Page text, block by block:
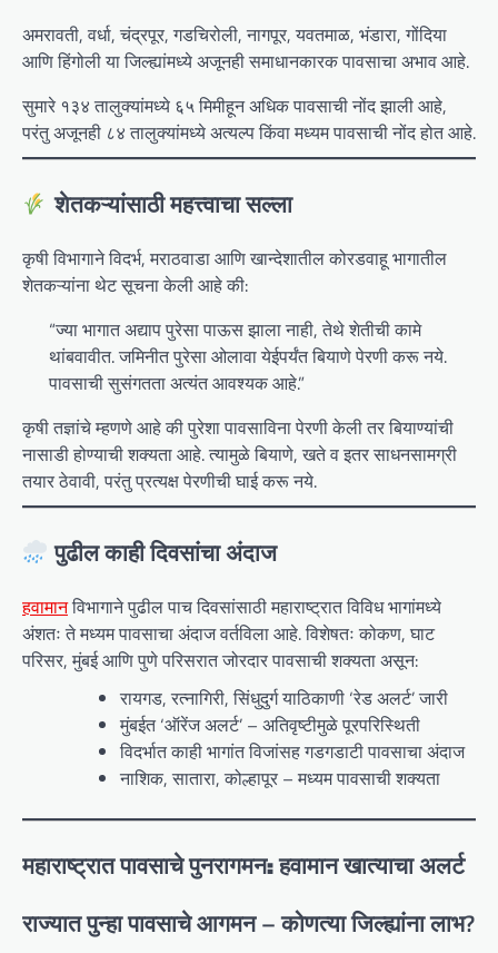
अमरावती, वर्धा, चंद्रपूर, गडचिरोली, नागपूर, यवतमाळ, भंडारा, गोंदिया
आणि हिंगोली या जिल्ह्यांमध्ये अजूनही समाधानकारक पावसाचा अभाव आहे.
सुमारे १३४ तालुक्यांमध्ये ६५ मिमीहून अधिक पावसाची नोंद झाली आहे,
परंतु अजूनही ८४ तालुक्यांमध्ये अत्यल्प किंवा मध्यम पावसाची नोंद होत आहे.
शेतकऱ्यांसाठी महत्त्वाचा सल्ला
कृषी विभागाने विदर्भ, मराठवाडा आणि खान्देशातील कोरडवाहू भागातील
शेतकऱ्यांना थेट सूचना केली आहे की:
“ज्या भागात अद्याप पुरेसा पाऊस झाला नाही, तेथे शेतीची कामे
थांबवावीत. जमिनीत पुरेसा ओलावा येईपर्यंत बियाणे पेरणी करू नये.
पावसाची सुसंगतता अत्यंत आवश्यक आहे.”
कृषी तज्ञांचे म्हणणे आहे की पुरेशा पावसाविना पेरणी केली तर बियाण्यांची
नासाडी होण्याची शक्यता आहे. त्यामुळे बियाणे, खते व इतर साधनसामग्री
तयार ठेवावी, परंतु प्रत्यक्ष पेरणीची घाई करू नये.
पुढील काही दिवसांचा अंदाज
हवामानविभागाने पुढील पाच दिवसांसाठी महाराष्ट्रात विविध भागांमध्ये
अंशतः ते मध्यम पावसाचा अंदाज वर्तविला आहे. विशेषतः कोकण, घाट
परिसर, मुंबई आणि पुणे परिसरात जोरदार पावसाची शक्यता असून:
रायगड, रत्नागिरी, सिंधुदुर्ग याठिकाणी ‘रेड अलर्ट’ जारी
मुंबईत ‘ऑरेंज अलर्ट’ – अतिवृष्टीमुळे पूरपरिस्थिती
विदर्भात काही भागांत विजांसह गडगडाटी पावसाचा अंदाज
नाशिक, सातारा, कोल्हापूर – मध्यम पावसाची शक्यता
महाराष्ट्रात पावसाचे पुनरागमन: हवामान खात्याचा अलर्ट
राज्यात पुन्हा पावसाचे आगमन – कोणत्या जिल्ह्यांना लाभ?